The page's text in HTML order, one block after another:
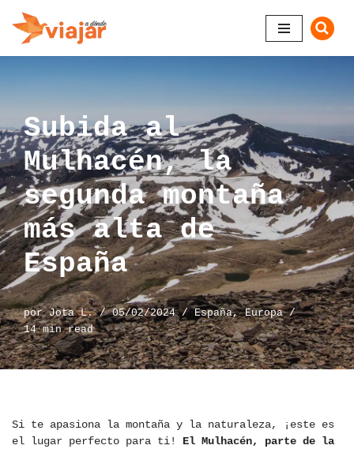
Saltar
al
Subida al
Mulhacén, la
segunda montaña
más alta de
España
porJota L. 05/02/2024 España,Europa
14 min read
Si te apasiona la montaña y la naturaleza, ¡este es
el lugar perfecto para ti! El Mulhacén, parte de la